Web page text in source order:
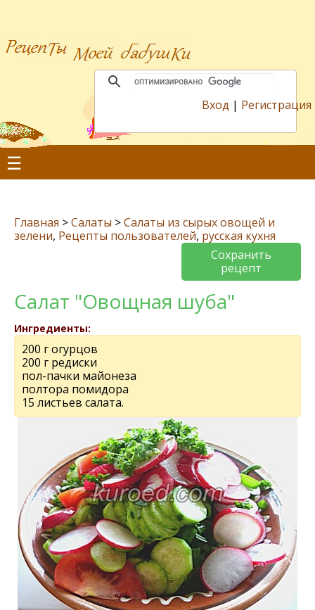
Вход | Регистрация
☰
Главная >Салаты >Салаты из сырых овощей и
зелени, Рецепты пользователей, русская кухня
Сохранить
рецепт
Салат "Овощная шуба"
Ингредиенты:
200 г огурцов
200 г редиски
пол-пачки майонеза
полтора помидора
15 листьев салата.